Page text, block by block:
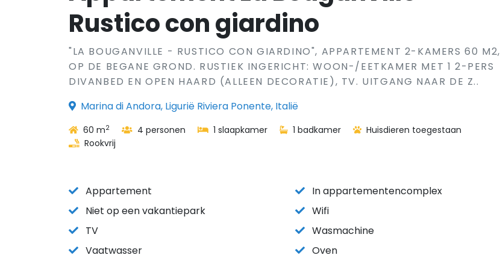
Rustico con giardino
"LA BOUGANVILLE - RUSTICO CON GIARDINO", APPARTEMENT 2-KAMERS 60 M2,
OP DE BEGANE GROND. RUSTIEK INGERICHT: WOON-/EETKAMER MET 1 2-PERS
DIVANBED EN OPEN HAARD (ALLEEN DECORATIE), TV. UITGANG NAAR DE Z..
Marina di Andora, Ligurië Riviera Ponente, Italië
60 m2 4 personen 1 slaapkamer 1 badkamer
Huisdieren toegestaan
Rookvrij
Appartement
In appartementencomplex
Niet op een vakantiepark
Wifi
TV
Wasmachine
Vaatwasser
Oven